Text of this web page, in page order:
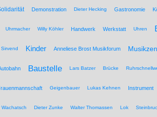
Demonstration Dieter Hecking Gastronomie
Uhrmacher Willy Köhler Handwerk Werkstatt Uhren
Kinder Anneliese Brost Musikforum
Baustelle Lars Batzer Brücke
Geigenbauer Lukas Kehnen Instrument
Wachatsch Dieter Zunke Walter Thomassen Lok